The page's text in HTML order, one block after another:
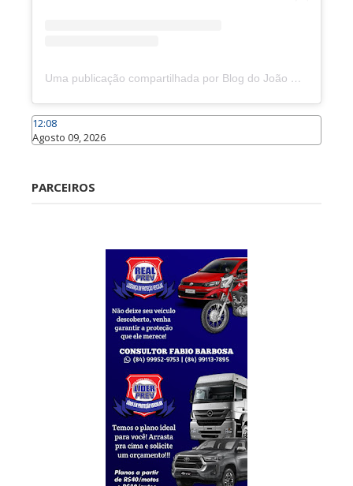
Uma publicação compartilhada por Blog do João Marcolino (@joaomarcolinoneto)
12:08
Agosto 09, 2026
PARCEIROS